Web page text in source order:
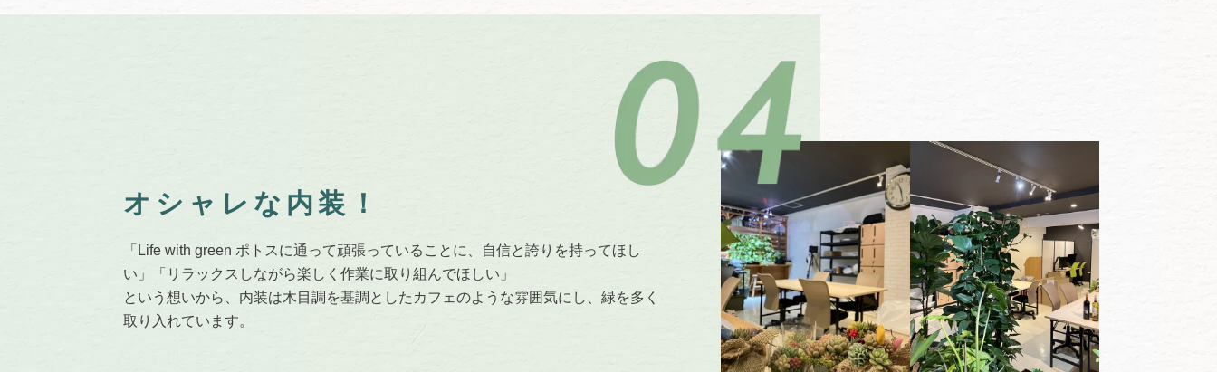
オシャレな内装！
「Life with green ポトスに通って頑張っていることに、自信と誇りを持ってほし
い」「リラックスしながら楽しく作業に取り組んでほしい」
という想いから、内装は木目調を基調としたカフェのような雰囲気にし、緑を多く
取り入れています。